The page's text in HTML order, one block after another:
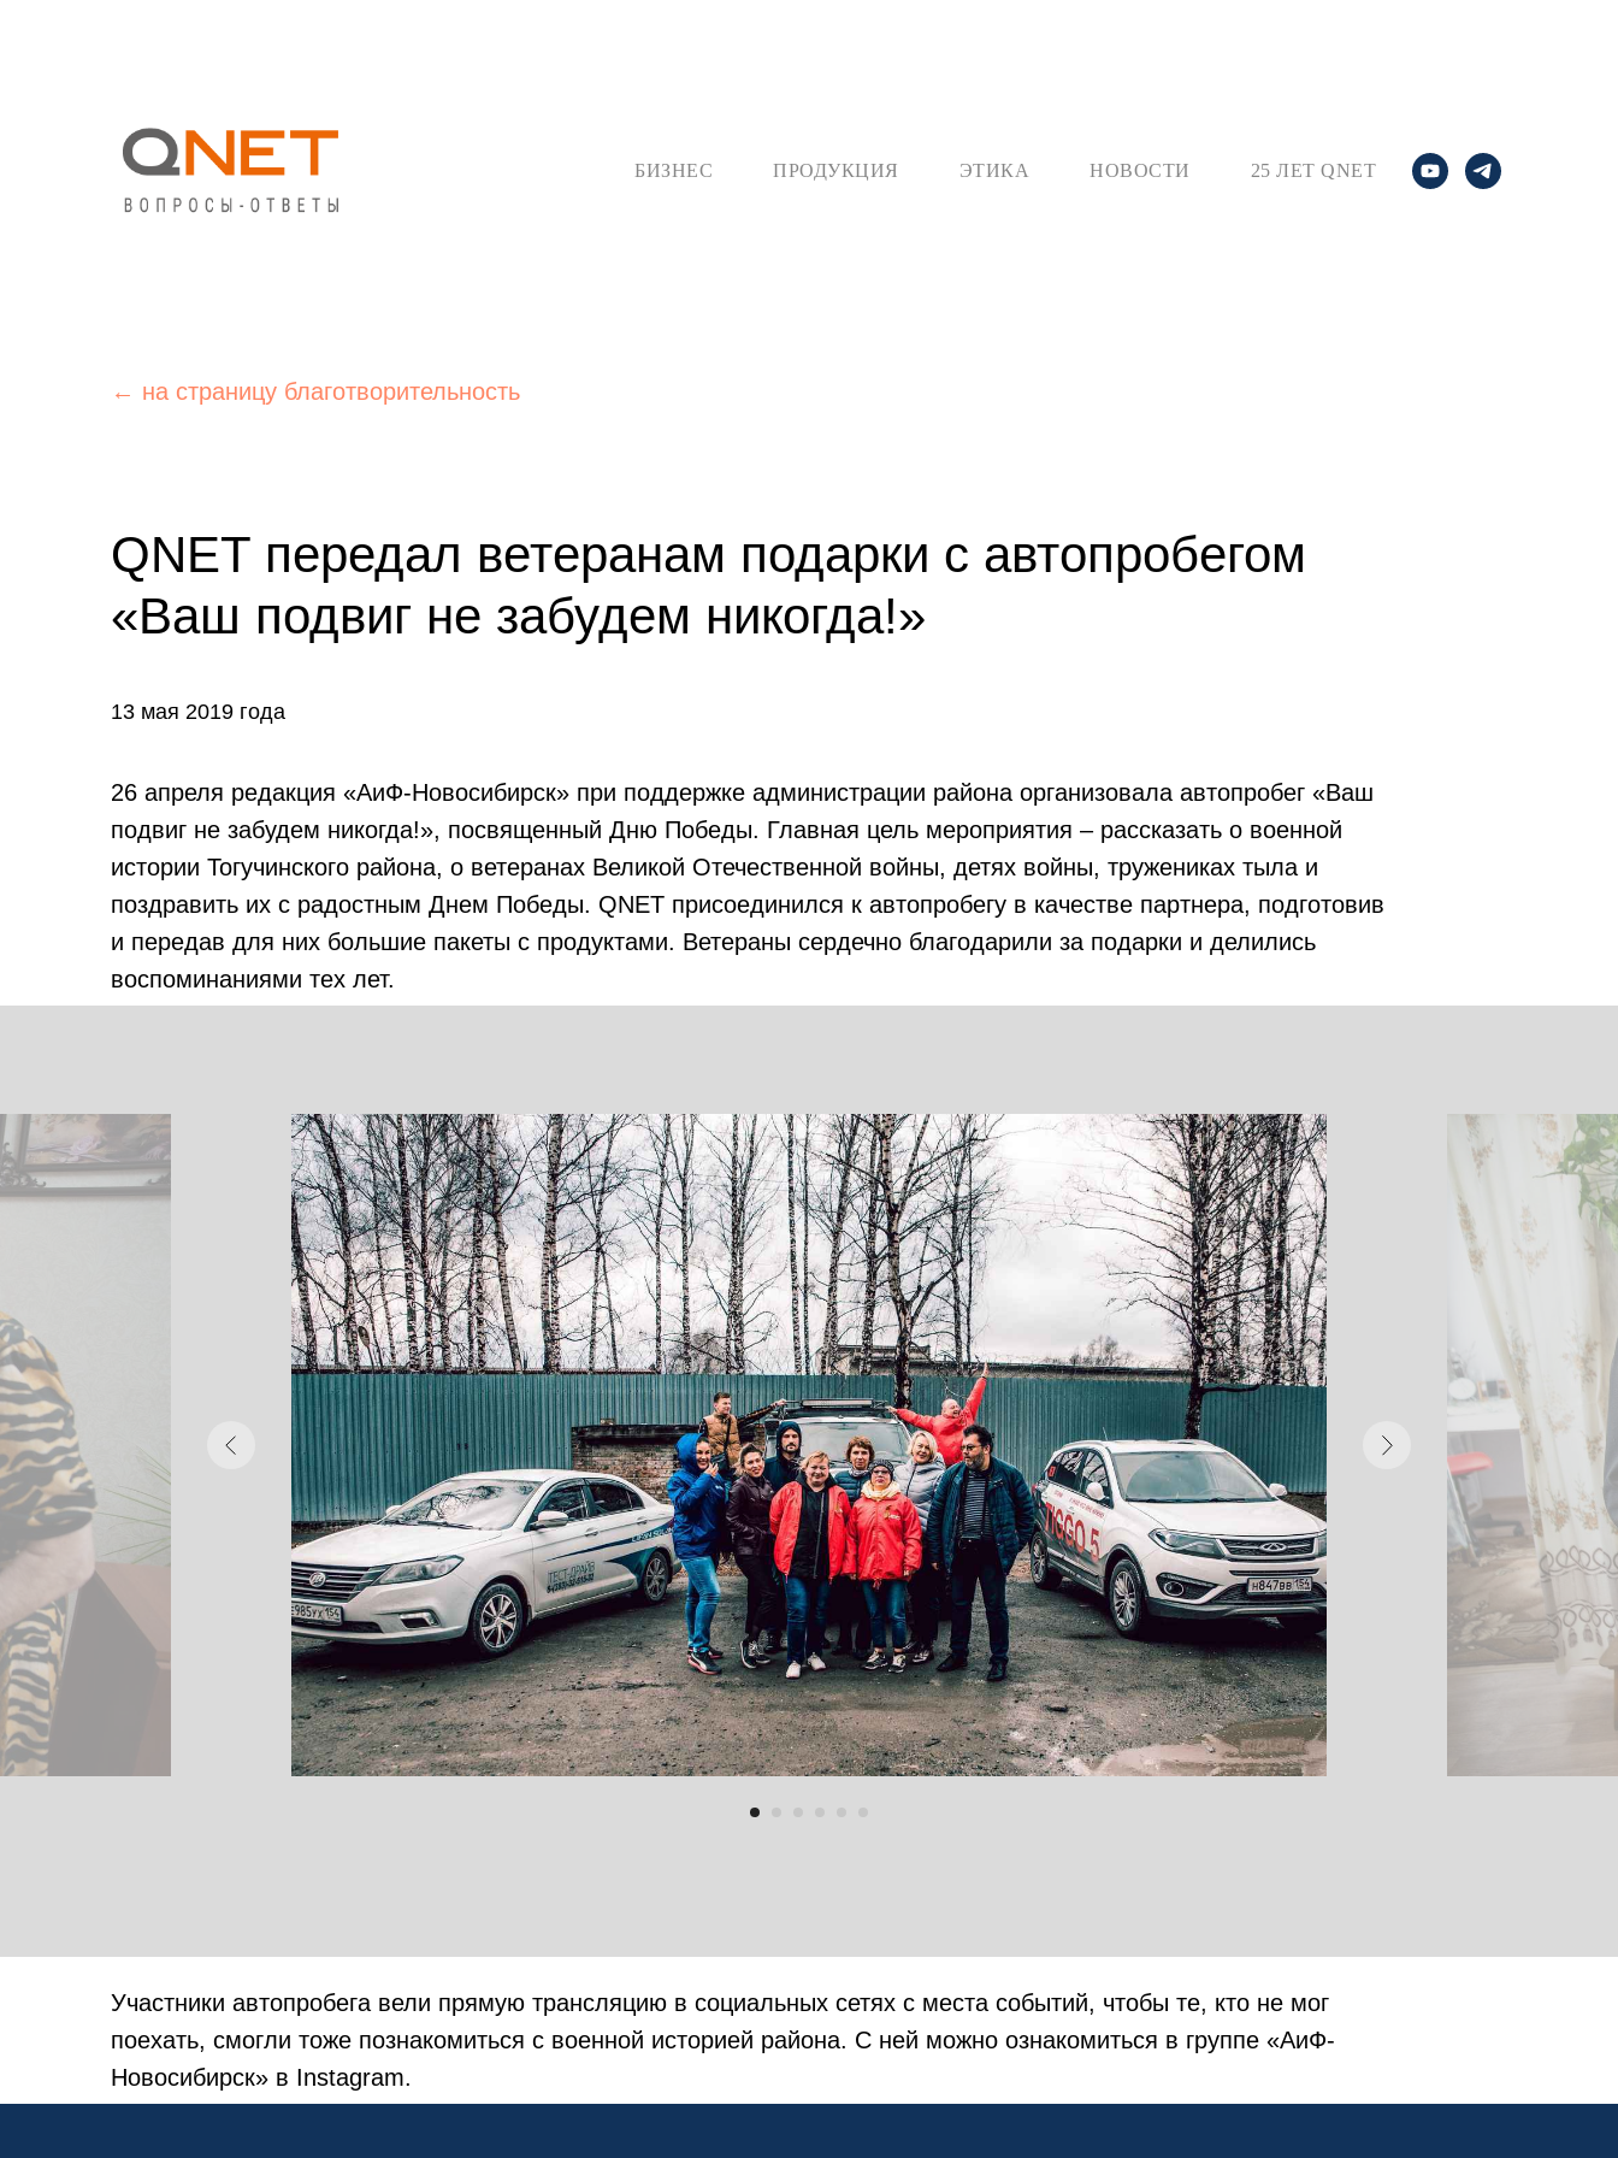
БИЗНЕС ПРОДУКЦИЯ ЭТИКА НОВОСТИ 25 ЛЕТ QNET
← на страницу благотворительность
QNET передал ветеранам подарки с автопробегом
«Ваш подвиг не забудем никогда!»
13 мая 2019 года
26 апреля редакция «АиФ-Новосибирск» при поддержке администрации района организовала автопробег «Ваш
подвиг не забудем никогда!», посвященный Дню Победы. Главная цель мероприятия – рассказать о военной
истории Тогучинского района, о ветеранах Великой Отечественной войны, детях войны, тружениках тыла и
поздравить их с радостным Днем Победы. QNET присоединился к автопробегу в качестве партнера, подготовив
и передав для них большие пакеты с продуктами. Ветераны сердечно благодарили за подарки и делились
воспоминаниями тех лет.
Участники автопробега вели прямую трансляцию в социальных сетях с места событий, чтобы те, кто не мог
поехать, смогли тоже познакомиться с военной историей района. С ней можно ознакомиться в группе «АиФ-
Новосибирск» в Instagram.